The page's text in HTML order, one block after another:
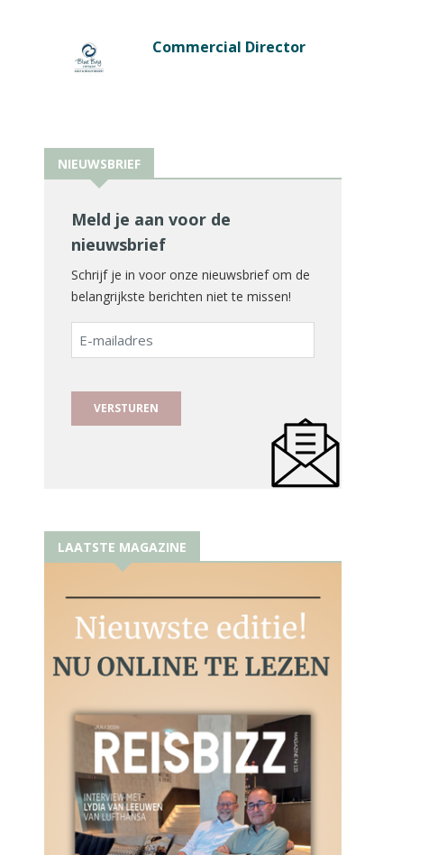
Commercial Director
NIEUWSBRIEF
Meld je aan voor de
nieuwsbrief
Schrijf je in voor onze nieuwsbrief om de
belangrijkste berichten niet te missen!
E-
mailadres
LAATSTE MAGAZINE